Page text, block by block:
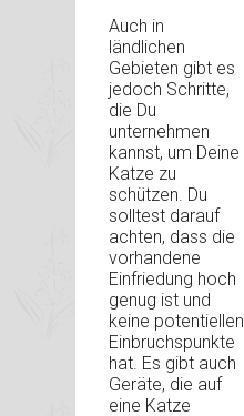
Auch in
ländlichen
Gebieten gibt es
jedoch Schritte,
die Du
unternehmen
kannst, um Deine
Katze zu
schützen. Du
solltest darauf
achten, dass die
vorhandene
Einfriedung hoch
genug ist und
keine potentiellen
Einbruchspunkte
hat. Es gibt auch
Geräte, die auf
eine Katze